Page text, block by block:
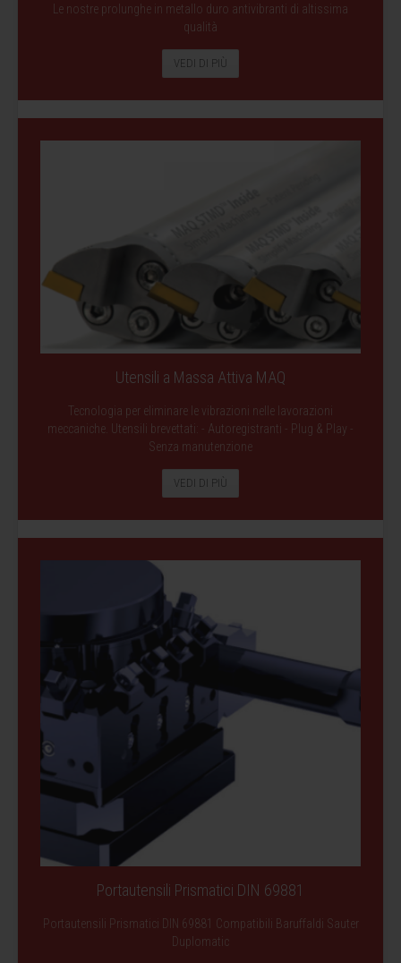
Le nostre prolunghe in metallo duro antivibranti di altissima
qualità
VEDI DI PIÙ
Utensili a Massa Attiva MAQ
Tecnologia per eliminare le vibrazioni nelle lavorazioni
meccaniche. Utensili brevettati: - Autoregistranti - Plug & Play -
Senza manutenzione
VEDI DI PIÙ
Portautensili Prismatici DIN 69881
Portautensili Prismatici DIN 69881 Compatibili Baruffaldi Sauter
Duplomatic